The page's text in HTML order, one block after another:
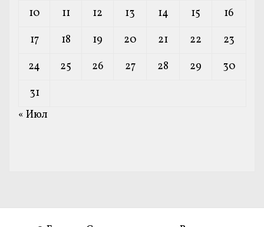
10
11 12 13 14 15
16
17
18 19 20 21 22
23
24
25 26 27 28 29
30
31
« Июл